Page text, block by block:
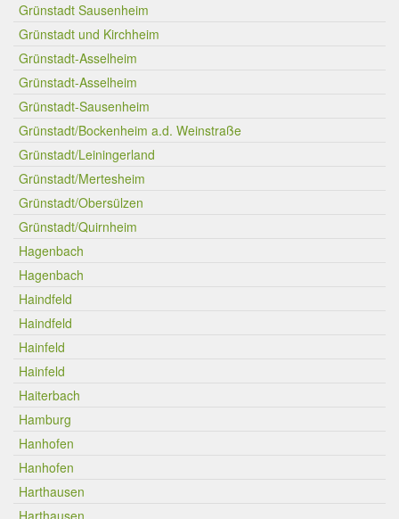
Grünstadt Sausenheim
Grünstadt und Kirchheim
Grünstadt-Asselheim
Grünstadt-Asselheim
Grünstadt-Sausenheim
Grünstadt/Bockenheim a.d. Weinstraße
Grünstadt/Leiningerland
Grünstadt/Mertesheim
Grünstadt/Obersülzen
Grünstadt/Quirnheim
Hagenbach
Hagenbach
Haindfeld
Haindfeld
Hainfeld
Hainfeld
Haiterbach
Hamburg
Hanhofen
Hanhofen
Harthausen
Harthausen